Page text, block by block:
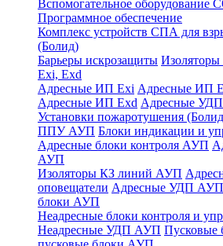
Вспомогательное
Программное обеспечение
Комплекс устройств СПА для
(Болид)
Барьеры искрозащиты Изоляторы
Exi, Exd
Адресные ИП Exi Адресные ИП
Адресные ИП Exd Адресные
Установки пожаротушения
ППУ АУП Блоки индикации и
Адресные блоки контроля АУП
АУП
Изоляторы КЗ линий АУП
оповещатели Адресные УДП АУП
блоки АУП
Неадресные блоки контроля и
Неадресные УДП АУП Пусковые